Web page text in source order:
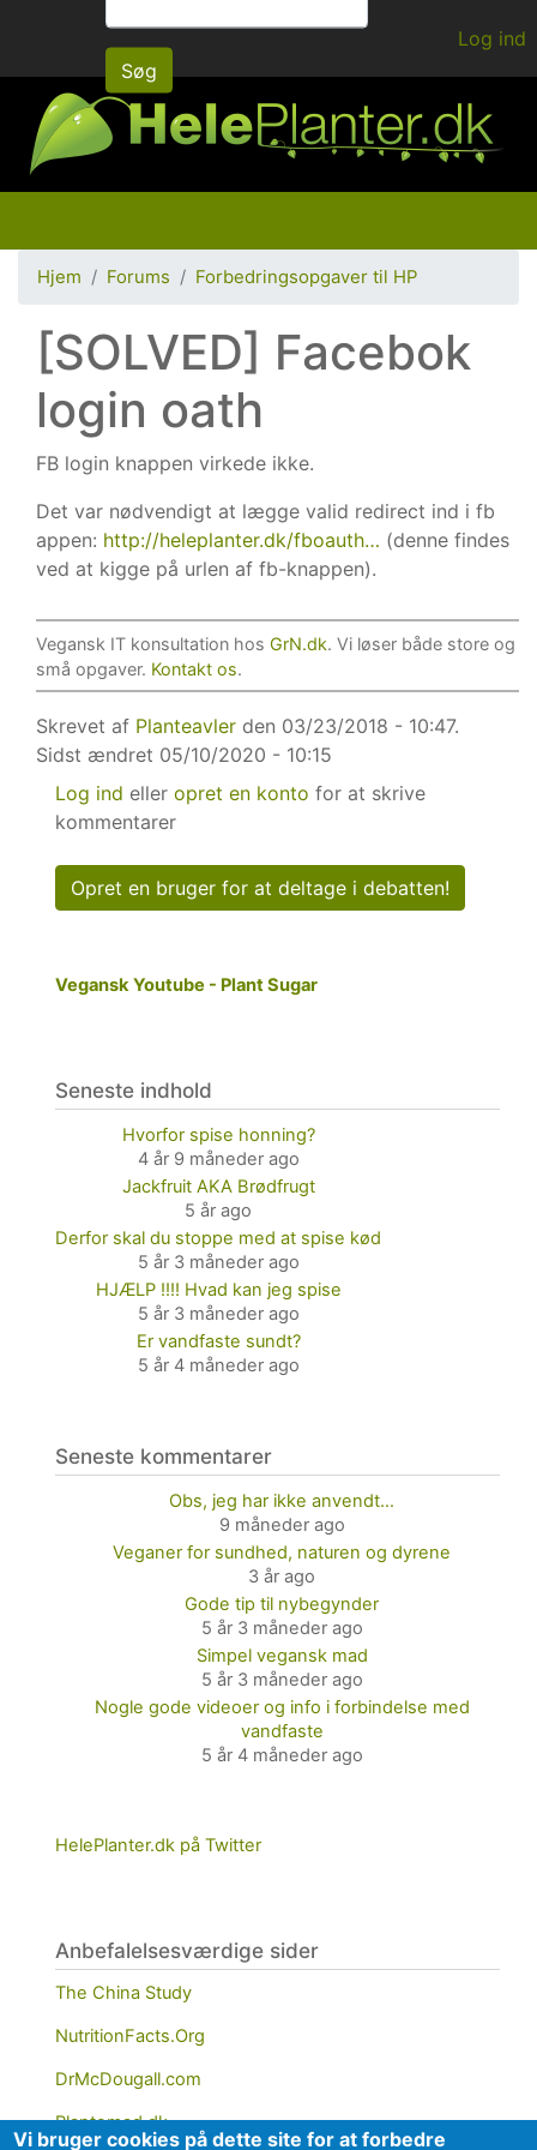
hovedindhold
Søg
Log ind
Hjem Forums Forbedringsopgaver til HP
[SOLVED] Facebok
login oath
FB login knappen virkede ikke.
Det var nødvendigt at lægge valid redirect ind i fb
appen: http://heleplanter.dk/fboauth… (denne findes
ved at kigge på urlen af fb-knappen).
Vegansk IT konsultation hos GrN.dk. Vi løser både store og
små opgaver. Kontakt os.
Skrevet af Planteavler den 03/23/2018 - 10:47.
Sidst ændret 05/10/2020 - 10:15
Log ind eller opret en konto for at skrive
kommentarer
Opret en bruger for at deltage i debatten!
Vegansk Youtube - Plant Sugar
Seneste indhold
Hvorfor spise honning?
4 år 9 måneder ago
Jackfruit AKA Brødfrugt
5 år ago
Derfor skal du stoppe med at spise kød
5 år 3 måneder ago
HJÆLP !!!! Hvad kan jeg spise
5 år 3 måneder ago
Er vandfaste sundt?
5 år 4 måneder ago
Seneste kommentarer
Obs, jeg har ikke anvendt…
9 måneder ago
Veganer for sundhed, naturen og dyrene
3 år ago
Gode tip til nybegynder
5 år 3 måneder ago
Simpel vegansk mad
5 år 3 måneder ago
Nogle gode videoer og info i forbindelse med
vandfaste
5 år 4 måneder ago
HelePlanter.dk på Twitter
Anbefalelsesværdige sider
The China Study
NutritionFacts.Org
DrMcDougall.com
Plantemad.dk
Vi bruger cookies på dette site for at forbedre